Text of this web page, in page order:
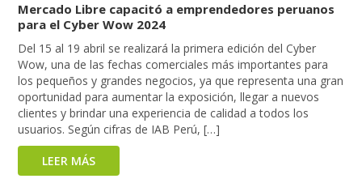
Mercado Libre capacitó a emprendedores peruanos
para el Cyber Wow 2024
Del 15 al 19 abril se realizará la primera edición del Cyber
Wow, una de las fechas comerciales más importantes para
los pequeños y grandes negocios, ya que representa una gran
oportunidad para aumentar la exposición, llegar a nuevos
clientes y brindar una experiencia de calidad a todos los
usuarios. Según cifras de IAB Perú, […]
LEER MÁS